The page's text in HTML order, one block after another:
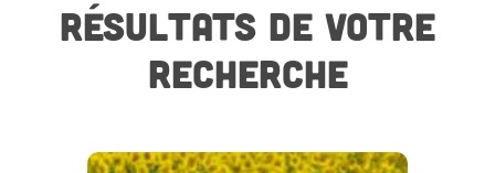
RÉSULTATS DE VOTRE
RECHERCHE